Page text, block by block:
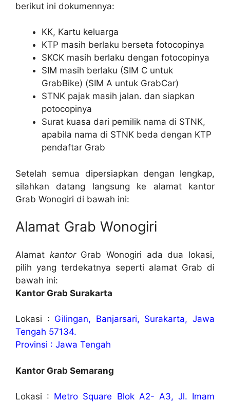
berikut ini dokumennya:
KK, Kartu keluarga
KTP masih berlaku berseta fotocopinya
SKCK masih berlaku dengan fotocopinya
SIM masih berlaku (SIM C untuk
GrabBike) (SIM A untuk GrabCar)
STNK pajak masih jalan. dan siapkan
potocopinya
Surat kuasa dari pemilik nama di STNK,
apabila nama di STNK beda dengan KTP
pendaftar Grab
Setelah semua dipersiapkan dengan lengkap,
silahkan datang langsung ke alamat kantor
Grab Wonogiri di bawah ini:
Alamat Grab Wonogiri
Alamat kantorGrab Wonogiri ada dua lokasi,
pilih yang terdekatnya seperti alamat Grab di
bawah ini:
Kantor Grab Surakarta
Lokasi : Gilingan, Banjarsari, Surakarta, Jawa
Tengah 57134.
Provinsi : Jawa Tengah
Kantor Grab Semarang
Lokasi : Metro Square Blok A2- A3, Jl. Imam